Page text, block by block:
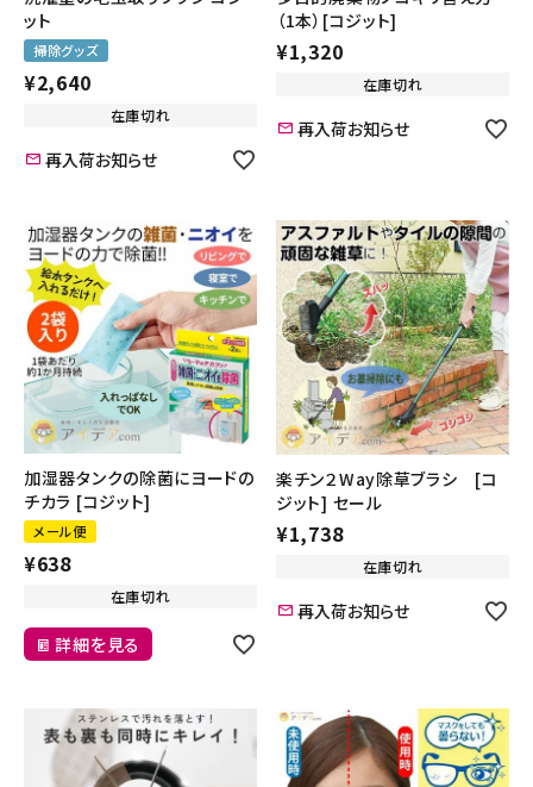
ット
掃除グッズ
¥2,640
在庫切れ
再入荷お知らせ
（1本）[コジット]
¥1,320
在庫切れ
再入荷お知らせ
加湿器タンクの除菌にヨードの
チカラ [コジット]
メール便
¥638
在庫切れ
詳細を見る
楽チン２Way除草ブラシ [コ
ジット] セール
¥1,738
在庫切れ
再入荷お知らせ